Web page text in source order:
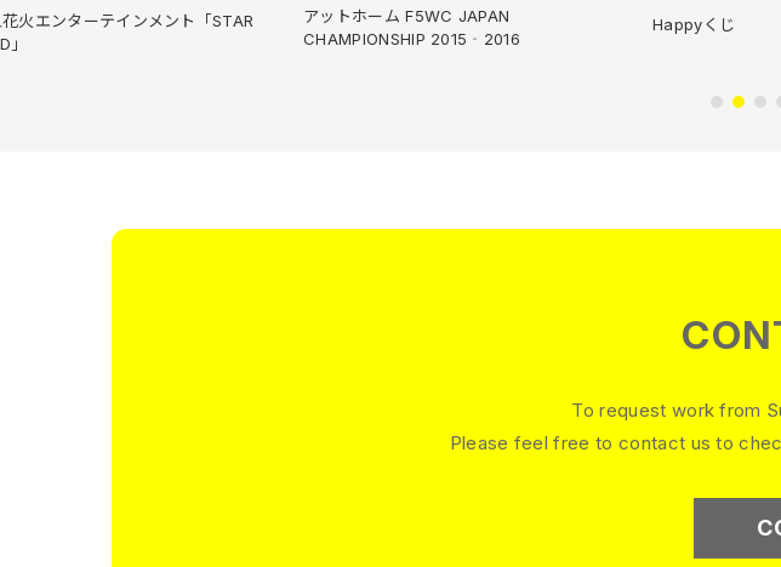
火エンターテインメント「STAR
」
アットホーム F5WC JAPAN
CHAMPIONSHIP 2015‐2016
Happyくじ
To request work from
Please feel free to contact us to